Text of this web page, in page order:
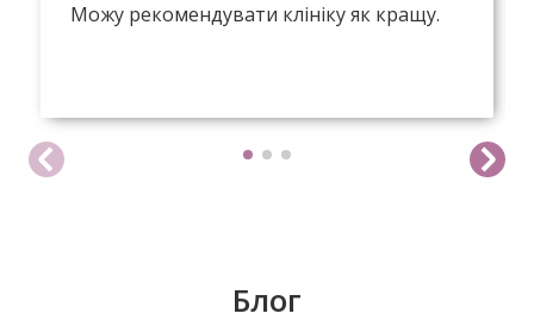
Можу рекомендувати клініку як кращу.
Блог